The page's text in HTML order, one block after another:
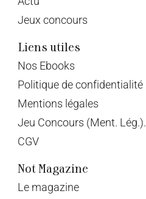
Jeux concours
Liens utiles
Nos Ebooks
Politique de confidentialité
Mentions légales
Jeu Concours (Ment. Lég.).
CGV
Not Magazine
Le magazine